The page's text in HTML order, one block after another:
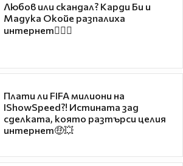
Любов или скандал? Карди Би и
Мадука Окойе разпалиха
интернет❤️‍🔥🔥
Плати ли FIFA милиони на
IShowSpeed?! Истината зад
сделката, която разтърси целия
интернет🤑💥